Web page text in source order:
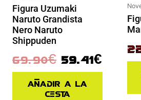
Figura Uzumaki
Naruto Grandista
Nero Naruto
Shippuden
69.90€ 59.41€
Añadir a la
cesta